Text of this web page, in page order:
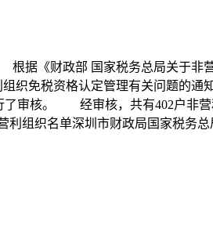
据《财政部 国家税务总局关于非
织免税资格认定管理有关问题的通
了审核。 经审核，共有402户非
织名单深圳市财政局国家税务总